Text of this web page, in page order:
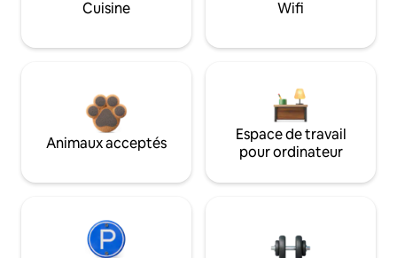
Cuisine Wifi
Animaux acceptés
Espace de travail
pour ordinateur